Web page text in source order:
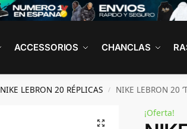
ACCESSORIOS CHANCLAS
NIKE LEBRON 20 RÉPLICAS / NIKE LEBRON 20
¡Oferta!